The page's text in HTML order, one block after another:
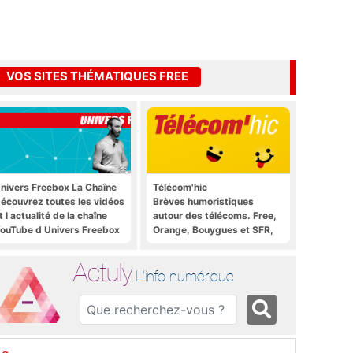
VOS SITES THÉMATIQUES FREE
Freebox La Chaîne
toutes les vidéos
l actualité de la chaîne
d Univers Freebox
Télécom'hic
Brèves humoristiques
autour des télécoms. Free,
Orange, Bouygues et SFR,
Actuly L'info numérique